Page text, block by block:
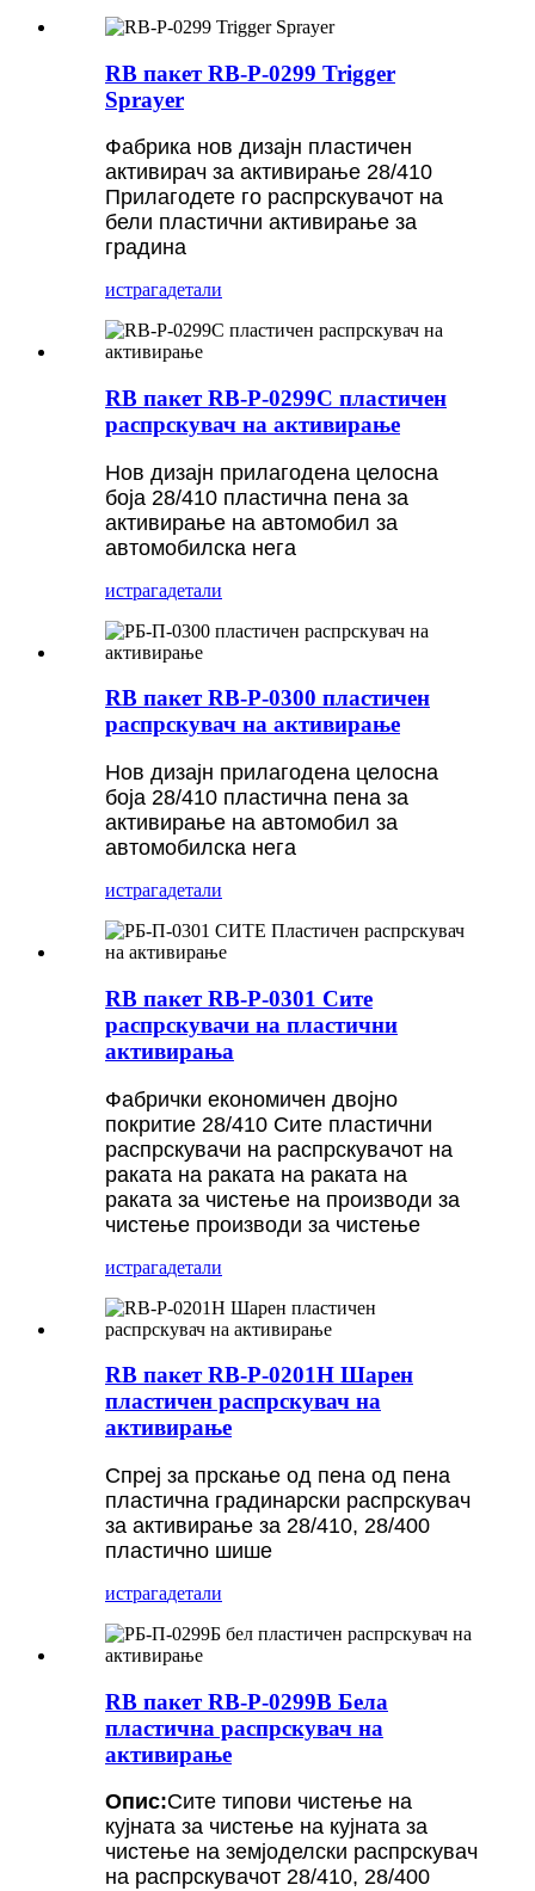
RB пакет RB-P-0299 Trigger
Sprayer
Фабрика нов дизајн пластичен
активирач за активирање 28/410
Прилагодете го распрскувачот на
бели пластични активирање за
градина
истрагадетали
RB пакет RB-P-0299C пластичен
распрскувач на активирање
Нов дизајн прилагодена целосна
боја 28/410 пластична пена за
активирање на автомобил за
автомобилска нега
истрагадетали
RB пакет RB-P-0300 пластичен
распрскувач на активирање
Нов дизајн прилагодена целосна
боја 28/410 пластична пена за
активирање на автомобил за
автомобилска нега
истрагадетали
RB пакет RB-P-0301 Сите
распрскувачи на пластични
активирања
Фабрички економичен двојно
покритие 28/410 Сите пластични
распрскувачи на распрскувачот на
раката на раката на раката на
раката за чистење на производи за
чистење производи за чистење
истрагадетали
RB пакет RB-P-0201H Шарен
пластичен распрскувач на
активирање
Спреј за прскање од пена од пена
пластична градинарски распрскувач
за активирање за 28/410, 28/400
пластично шише
истрагадетали
RB пакет RB-P-0299B Бела
пластична распрскувач на
активирање
Опис:Сите типови чистење на
кујната за чистење на кујната за
чистење на земјоделски распрскувач
на распрскувачот 28/410, 28/400